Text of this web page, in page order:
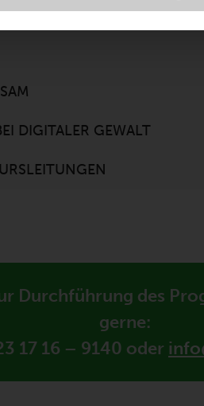
DIGITALER GEWALT
Durchführung des
gerne:
17 16 – 9140 oder